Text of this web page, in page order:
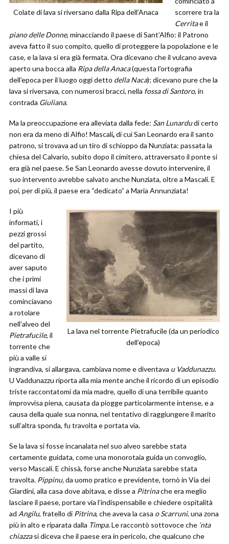
Colate di lava si riversano dalla Ripa dell’Anaca
scorrere tra la
Cerritae il
piano delle Donne, minacciando il paese di Sant’Alfio: il Patrono
aveva fatto il suo compito, quello di proteggere la popolazione e le
case, e la lava si era già fermata. Ora dicevano che il vulcano aveva
aperto una bocca alla Ripa della Anaca(questa l’ortografia
dell’epoca per il luogo oggi detto della Naca); dicevano pure che la
lava si riversava, con numerosi bracci, nella fossa di Santoro, in
contrada Giuliana.
Ma la preoccupazione era alleviata dalla fede: San Lunardudi certo
non era da meno di Alfio! Mascali,di cui San Leonardo era il santo
patrono, si trovava ad un tiro di schioppo da Nunziata: passata la
chiesa del Calvario, subito dopo il cimitero, attraversato il ponte si
era già nel paese. Se San Leonardo avesse dovuto intervenire, il
suo intervento avrebbe salvato anche Nunziata, oltre a Mascali. E
poi, per di più, il paese era “dedicato” a Maria Annunziata!
La lava nel torrente Pietrafucile (da un periodico
dell’epoca)
I più
informati, i
pezzi grossi
del partito,
dicevano di
aver saputo
che i primi
massi di lava
cominciavano
a rotolare
nell’alveo del
Pietrafucile, il
torrente che
più a valle si
ingrandiva, si allargava, cambiava nome e diventava u Vaddunazzu.
U Vaddunazzu riporta alla mia mente anche il ricordo di un episodio
triste raccontatomi da mia madre, quello di una terribile quanto
improvvisa piena, causata da piogge particolarmente intense, e a
causa della quale sua nonna, nel tentativo di raggiungere il marito
sull’altra sponda, fu travolta e portata via.
Se la lava si fosse incanalata nel suo alveo sarebbe stata
certamente guidata, come una monorotaia guida un convoglio,
verso Mascali. E chissà, forse anche Nunziata sarebbe stata
travolta. Pippinu,da uomo pratico e previdente, tornò in Via dei
Giardini, alla casa dove abitava, e disse a Pitrinache era meglio
lasciare il paese, portare via l’indispensabile e chiedere ospitalità
ad Angilu, fratello di Pitrina, che aveva la casa o Scarruni, una zona
più in alto e riparata dalla Timpa. Le raccontò sottovoce che ‘nta
chiazzasi diceva che il paese era in pericolo, che qualcuno che